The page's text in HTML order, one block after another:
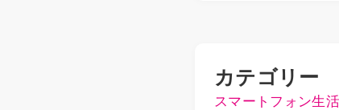
カテゴリー
スマートフォン生活